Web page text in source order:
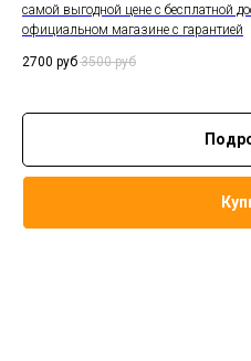
самой выгодной цене с бесплатной
официальном магазине с гарантией
2700 руб 3500 руб